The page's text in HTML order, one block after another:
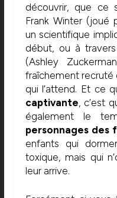
découvrir, que ce
Frank Winter (joué
un scientifique
début, ou à travers
(Ashley
fraîchement recruté
qui l’attend. Et ce
captivante, c’est
également le
personnages des
enfants qui
toxique, mais qui
leur arrive.